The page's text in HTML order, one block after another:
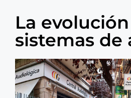
La
sistemas de